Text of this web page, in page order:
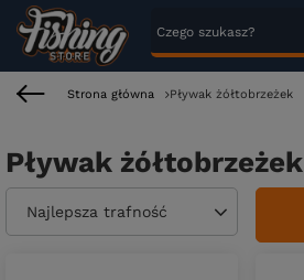
Strona główna Pływak żółtobrzeżek
Pływak żółtobrzeżek
Zmień sortowanie
Najlepsza trafność